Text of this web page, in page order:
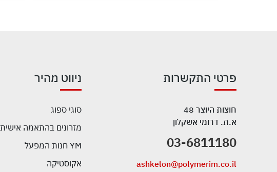
פרטי התקשרות
חוצות היוצר 48
א.ת. דרומי אשקלון
03-6811180
ashkelon@polymerim.co.il
ניווט מהיר
סוגי ספוג
מזרונים בהתאמה אישית
YM חנות המפעל
אקוסטיקה